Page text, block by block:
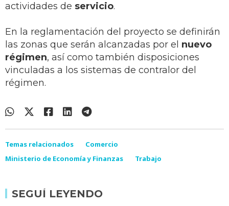
actividades de servicio.
En la reglamentación del proyecto se definirán
las zonas que serán alcanzadas por el nuevo
régimen, así como también disposiciones
vinculadas a los sistemas de contralor del
régimen.
Temas relacionados
Comercio
Ministerio de Economía y Finanzas
Trabajo
SEGUÍ LEYENDO